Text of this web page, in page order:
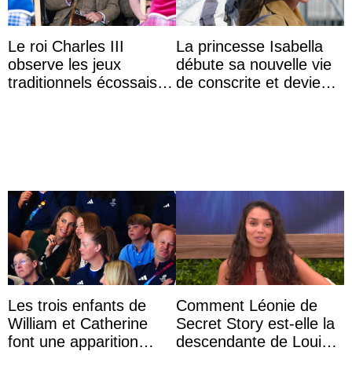
Le roi Charles III
observe les jeux
traditionnels écossais
La princesse Isabella
débute sa nouvelle vie
de conscrite et devient
Les trois enfants de
William et Catherine
font une apparition
Comment Léonie de
Secret Story est-elle la
descendante de Louis